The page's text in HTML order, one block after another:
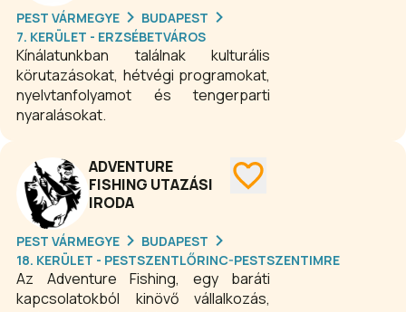
tekinthető, de vannak olyan
tulajdonságok, amiket ugyan az
utazásaink által élünk meg a
legnagyobb dózisban, felhasználásuk
mégis a mindennapokban történik.
Minden egyes utazással kilépsz a
komfortzónádból, ami bátorságot és
fedezheted fel magadban, melyeket
addig el sem tudtál képzelni, hogy
benned vannak.
PEST VÁRMEGYE
BUDAPEST
7. KERÜLET - ERZSÉBETVÁROS
Kínálatunkban találnak kulturális
körutazásokat, hétvégi programokat,
nyelvtanfolyamot és tengerparti
nyaralásokat.
ADVENTURE
FISHING UTAZÁSI
IRODA
PEST VÁRMEGYE
BUDAPEST
18. KERÜLET - PESTSZENTLŐRINC-PESTSZENTIMRE
Az Adventure Fishing, egy baráti
kapcsolatokból kinövő vállalkozás,